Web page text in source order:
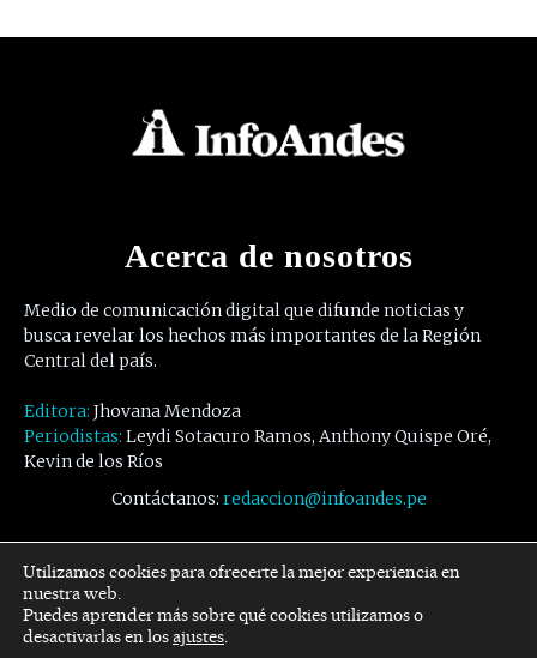
Acerca de nosotros
Medio de comunicación digital que difunde noticias y
busca revelar los hechos más importantes de la Región
Central del país.
Editora: Jhovana Mendoza
Periodistas: Leydi Sotacuro Ramos, Anthony Quispe Oré,
Kevin de los Ríos
Contáctanos: redaccion@infoandes.pe
Síguenos
Facebook Twitter Youtube
Utilizamos cookies para ofrecerte la mejor experiencia en
nuestra web.
Puedes aprender más sobre qué cookies utilizamos o
desactivarlas en losajustes.